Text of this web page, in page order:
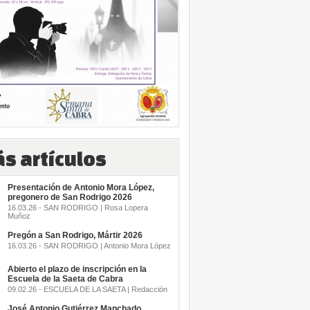
artículos
Presentación de Antonio Mora López,
pregonero de San Rodrigo 2026
16.03.26 - SAN RODRIGO | Rosa Lopera
Muñoz
Pregón a San Rodrigo, Mártir 2026
16.03.26 - SAN RODRIGO | Antonio Mora López
Abierto el plazo de inscripción en la
Escuela de la Saeta de Cabra
09.02.26 - ESCUELA DE LA SAETA | Redacción